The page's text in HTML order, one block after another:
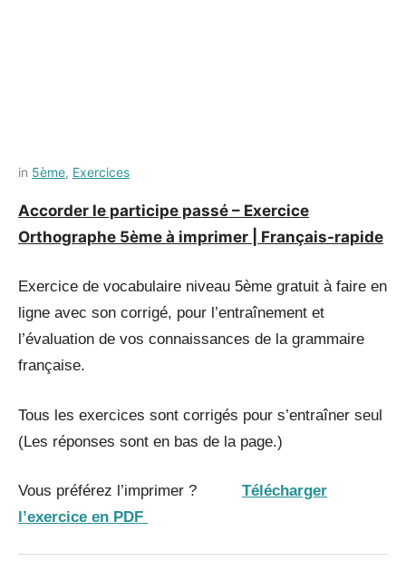
Posted
12
juillet
by
rapide
in 5ème, Exercices
Accorder le participe passé – Exercice
Orthographe 5ème à imprimer | Français-rapide
Exercice de vocabulaire niveau 5ème gratuit à faire en
ligne avec son corrigé, pour l’entraînement et
l’évaluation de vos connaissances de la grammaire
française.
Tous les exercices sont corrigés pour s’entraîner seul
(Les réponses sont en bas de la page.)
Vous préférez l’imprimer ? Télécharger
l’exercice en PDF